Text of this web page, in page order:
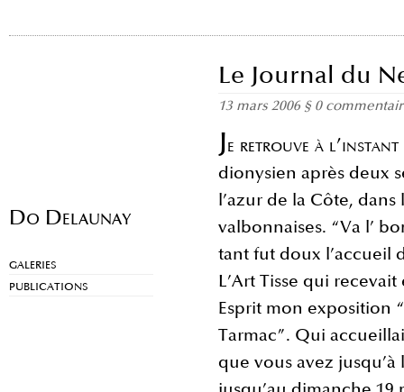
Do Delaunay
GALERIES
PUBLICATIONS
Le Journal du
13 mars 2006 § 0
Je retrouve à
dionysien après deux
l’azur de la Côte,
valbonnaises. “Va l’
tant fut doux l’accueil
L’Art Tisse qui
Esprit mon exposition
Tarmac”. Qui
que vous avez